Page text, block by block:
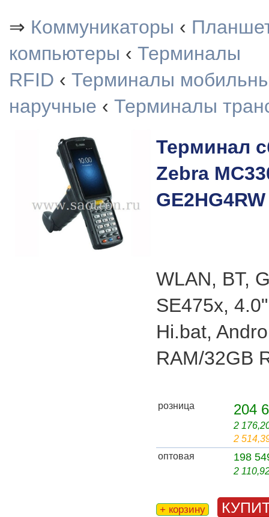
⇒ Коммуникаторы ‹
компьютеры ‹ Терминалы
RFID ‹ Терминалы
наручные ‹ Терминалы
Терминал
Zebra
GE2HG4RW
WLAN, BT,
SE475x,
Hi.bat,
RAM/32GB
розница 204
2
2
оптовая
198
2
+ корзину